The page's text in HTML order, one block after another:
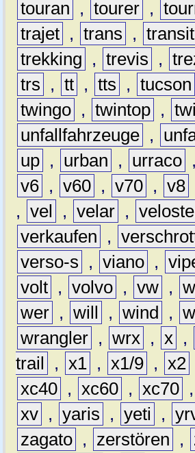
touran , tourer ,
trajet , trans , transit
trekking
, trevis ,
trs
, tt , tts , tucson
twingo , twintop ,
unfallfahrzeuge ,
up , urban , urraco ,
v6 , v60 , v70 , v8
, vel , velar ,
verkaufen
,
verso-s
, viano ,
volt , volvo , vw , w
wer , will , wind ,
wrangler , wrx , x ,
trail
, x1 , x1/9 , x2
xc40 , xc60 , xc70 ,
xv , yaris , yeti ,
zagato , zerstören ,